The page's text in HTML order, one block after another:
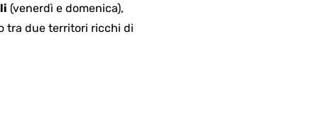
(venerdì e domenica),
tra due territori ricchi di